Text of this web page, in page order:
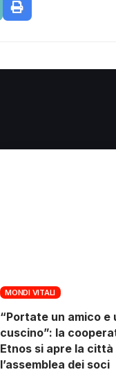
MONDI VITALI
“Portate un amico e
cuscino”: la
Etnos si apre la città
l’assemblea dei soci